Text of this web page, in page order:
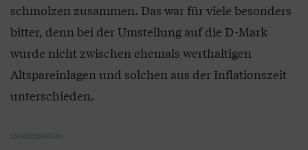
schmolzen zusammen. Das war für viele besonders
bitter, denn bei der Umstellung auf die D-Mark
wurde nicht zwischen ehemals werthaltigen
Altspareinlagen und solchen aus der Inflationszeit
unterschieden.